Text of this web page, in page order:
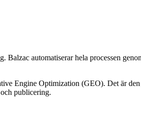
automatiserar hela processen
Engine Optimization (GEO). Det är
publicering.